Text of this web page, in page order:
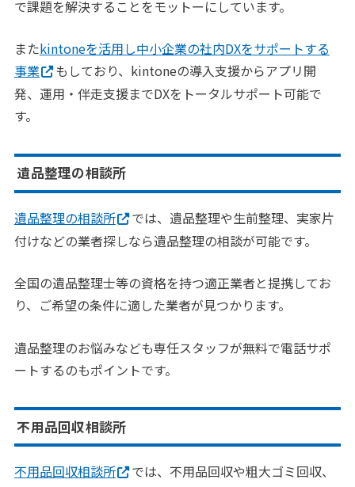
で課題を解決することをモットーにしています。
またkintoneを活用し中小企業の社内DXをサポートする
事業
もしており、kintoneの導入支援からアプリ開
発、運用・伴走支援までDXをトータルサポート可能で
す。
遺品整理の相談所
遺品整理の相談所
では、遺品整理や生前整理、実家片
付けなどの業者探しなら遺品整理の相談が可能です。
全国の遺品整理士等の資格を持つ適正業者と提携してお
り、ご希望の条件に適した業者が見つかります。
遺品整理のお悩みなども専任スタッフが無料で電話サポ
ートするのもポイントです。
不用品回収相談所
不用品回収相談所
では、不用品回収や粗大ゴミ回収、